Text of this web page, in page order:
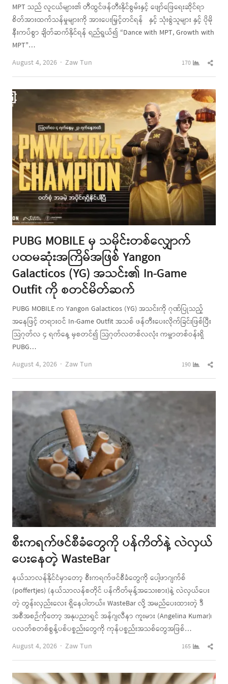
MPT သည် လူငယ်များ၏ တီထွင်ဖန်တီးနိုင်စွမ်းနှင့် ဖျော်ဖြေရေးဆိုင်ရာ
စိတ်အားထက်သန်မှုများကို အားပေးမြှင့်တင်ရန် နှင့် သုံးစွဲသူများ နှင့် ပိုမို
နီးကပ်စွာ ချိတ်ဆက်နိုင်ရန် ရည်ရွယ်၍ “Dance with MPT, Growth with
MPT”…
August 4, 2026
Author
Zaw Tun 170
PUBG MOBILE မှ သမိုင်းတစ်လျှောက်
ပထမဆုံးအကြိမ်အဖြစ် Yangon
Galacticos (YG) အသင်း၏ In-Game
Outfit ကို စတင်မိတ်ဆက်
PUBG MOBILE က Yangon Galacticos (YG) အသင်းကို ဂုဏ်ပြုသည့်
အနေဖြင့် တရားဝင် In-Game Outfit အသစ် ဖန်တီးပေးလိုက်ခြင်းဖြစ်ပြီး
သြဂုတ်လ ၄ ရက်နေ့ မှစတင်၍ သြဂုတ်လတစ်လလုံး ကမ္ဘာတစ်ဝန်းရှိ
PUBG…
August 4, 2026
Author
Zaw Tun 190
စီးကရက်ဖင်စီခံတွေကို ပန်ကိတ်နဲ့ လဲလှယ်
ပေးနေတဲ့ WasteBar
နယ်သာလန်နိုင်ငံမှာတော့ စီးကရက်ဖင်စီခံတွေကို ပေါ့ဖာဂျက်စ်
(poffertjes) (နယ်သာလန်စတိုင် ပန်ကိတ်မုန့်အသေးစား)နဲ့ လဲလှယ်ပေး
တဲ့ တွန်းလှည်းလေး ရှိနေပါတယ်။ WasteBar လို့ အမည်ပေးထားတဲ့ ဒီ
အစီအစဉ်ကိုတော့ အနုပညာရှင် အန်ဂျလီနာ ကူးမား (Angelina Kumar)၊
ပလတ်စတစ်စွန့်ပစ်ပစ္စည်းတွေကို ကုန်ပစ္စည်းအသစ်တွေအဖြစ်…
August 4, 2026
Author
Zaw Tun 165